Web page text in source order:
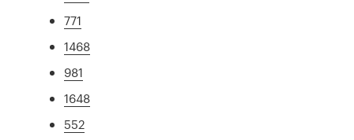
771
1468
981
1648
552